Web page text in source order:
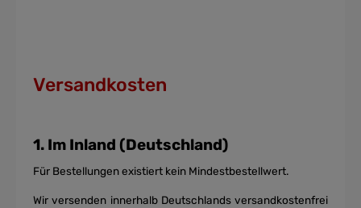
Versandkosten
1. Im Inland (Deutschland)
Für Bestellungen existiert kein Mindestbestellwert.
Wir versenden innerhalb Deutschlands versandkostenfrei